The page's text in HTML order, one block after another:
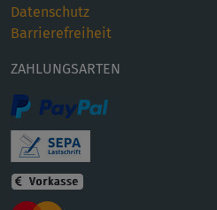
Datenschutz
Barrierefreiheit
ZAHLUNGSARTEN